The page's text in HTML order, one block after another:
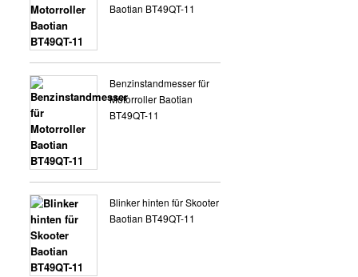
Baotian BT49QT-11
Benzinstandmesser für
Motorroller Baotian
BT49QT-11
Blinker hinten für Skooter
Baotian BT49QT-11